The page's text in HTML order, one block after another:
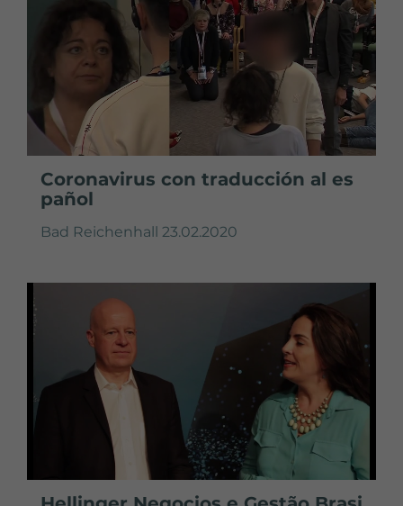
Coronavirus con traducción al es
pañol
Bad Reichenhall 23.02.2020